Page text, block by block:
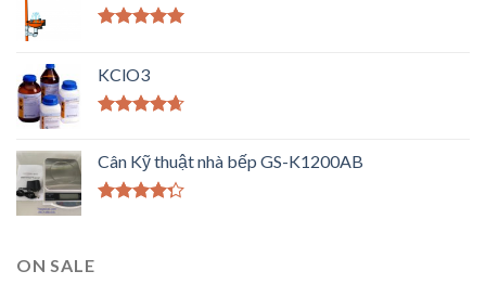
sao
KClO3
5 sao
Cân Kỹ thuật nhà bếp GS-K1200AB
ON SALE